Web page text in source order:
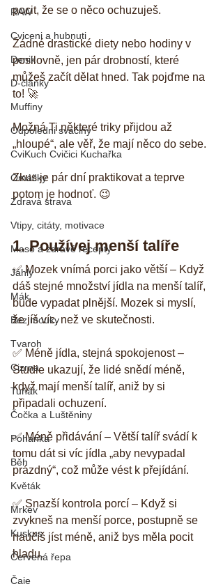
RAW
Cviceni a hubnuti
Denik
D-články
Muffiny
Odpoledni svačiny
CviKuch Cvičici Kuchařka
Omáčky
Zdravá strava
Vtipy, citáty, motivace
Maso a zdravé recepty
Jáhly
Mák
Bez mouky
Tvaroh
Cizrna
Tuňák
Čočka a Luštěniny
Pohanka
Běh
Květák
Mrkev
Kuskus
Červená řepa
Čaje
pocit, že se o něco ochuzuješ.
Žádné drastické diety nebo hodiny v
posilovně, jen pár drobností, které
můžeš začít dělat hned. Tak pojďme na
to! 🚀
Možná Ti některé triky přijdou až
„hloupé“, ale věř, že mají něco do sebe.
Zkus je pár dní praktikovat a teprve
potom je hodnoť. 😉
1. Používej menší talíře
✅ Mozek vnímá porci jako větší – Když
dáš stejné množství jídla na menší talíř,
bude vypadat plnější. Mozek si myslí,
že jíš víc, než ve skutečnosti.
✅ Méně jídla, stejná spokojenost –
Studie ukazují, že lidé snědí méně,
když mají menší talíř, aniž by si
připadali ochuzení.
✅ Méně přidávání – Větší talíř svádí k
tomu dát si víc jídla „aby nevypadal
prázdný“, což může vést k přejídání.
✅ Snazší kontrola porcí – Když si
zvykneš na menší porce, postupně se
naučíš jíst méně, aniž bys měla pocit
hladu.